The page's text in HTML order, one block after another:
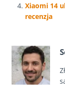
Xiaomi 14
recenzja